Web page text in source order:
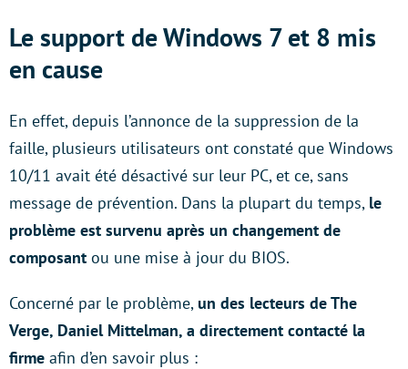
Le support de Windows 7 et 8 mis
en cause
En effet, depuis l’annonce de la suppression de la
faille, plusieurs utilisateurs ont constaté que Windows
10/11 avait été désactivé sur leur PC, et ce, sans
message de prévention. Dans la plupart du temps, le
problème est survenu après un changement de
composant ou une mise à jour du BIOS.
Concerné par le problème, un des lecteurs de The
Verge, Daniel Mittelman, a directement contacté la
firme afin d’en savoir plus :